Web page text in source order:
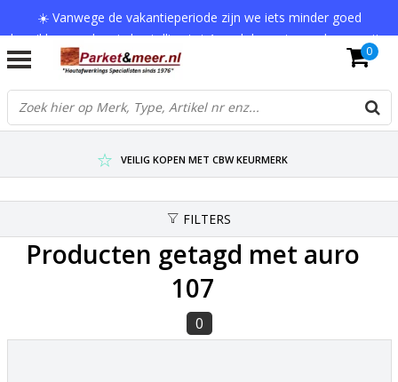
☀️ Vanwege de vakantieperiode zijn we iets minder goed
bereikbaar en kan je bestelling tot 1 werkdag extra onderweg zijn.
Bedankt voor je begrip!
VERZENDKOSTEN € 7,95 (GRATIS VA €75,-)
SCHERPSTE PRIJZEN TOT WEL 75% KORTING !
VEILIG KOPEN MET CBW KEURMERK
0
FILTERS
Producten getagd met auro
107
0